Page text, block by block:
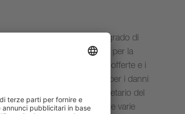
cui tuttavia Rivella non è in grado di
qualunque responsabilità per la
nonché per le eventuali offerte e i
incompleti e, in particolare, per i danni
spetta unicamente al proprietario del
la possibilità di collegarsi alle varie